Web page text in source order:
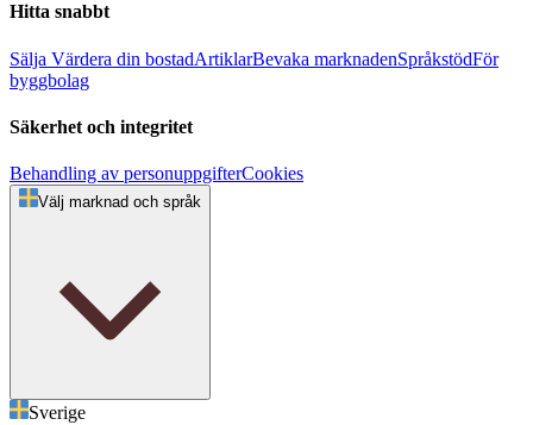
Hitta snabbt
Sälja Värdera din bostadArtiklarBevaka marknadenSpråkstödFör
byggbolag
Säkerhet och integritet
Behandling av personuppgifterCookies
Välj marknad och språk
Sverige